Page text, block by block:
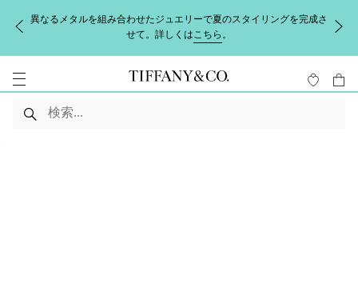
異なるメタルを組み合わせたジュエリーで夏のスタイリングを完成さ
せて。詳しくはこちら 。